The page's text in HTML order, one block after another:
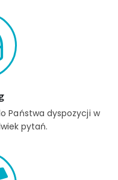
Państwa dyspozycji w
pytań.